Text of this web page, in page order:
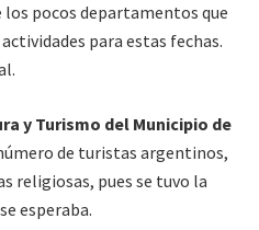
los pocos departamentos que
para estas fechas.
y Turismo del Municipio de
de turistas argentinos,
religiosas, pues se tuvo la
esperaba.